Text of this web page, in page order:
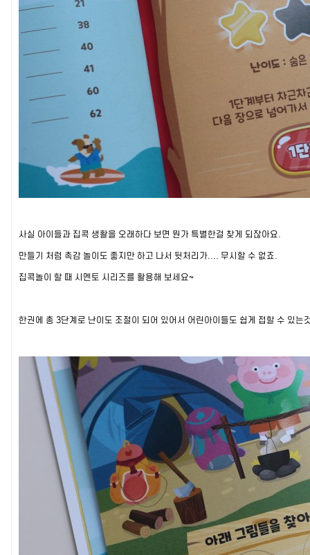
사실 아이들과 집콕 생활을 오래하다 보면 뭔가 특별한걸 찾게 되잖아요.
만들기 처럼 촉감 놀이도 좋지만 하고 나서 뒷처리가.... 무시할 수 없죠.
집콕놀이 할 때 시멘토 시리즈를 활용해 보세요~
한권에 총 3단계로 난이도 조절이 되어 있어서 어린아이들도 쉽게 접할 수 있는